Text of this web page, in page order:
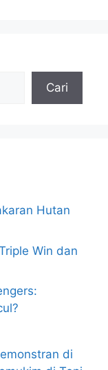
Cari
Hutan
Win dan
di